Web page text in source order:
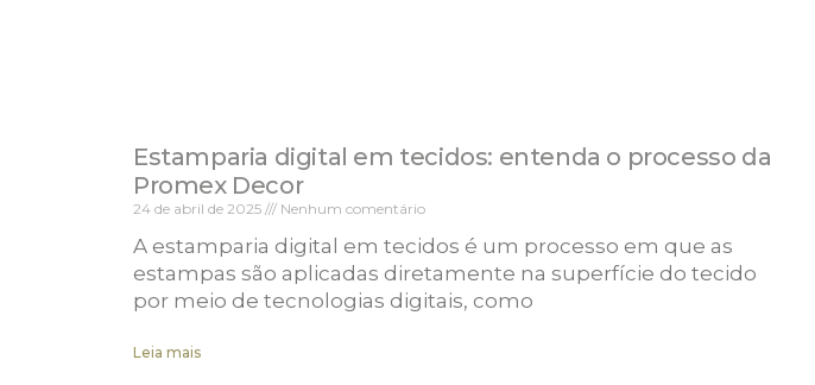
Estamparia digital em tecidos: entenda o processo da
Promex Decor
24 de abril de 2025 Nenhum comentário
A estamparia digital em tecidos é um processo em que as
estampas são aplicadas diretamente na superfície do tecido
por meio de tecnologias digitais, como
Leia mais